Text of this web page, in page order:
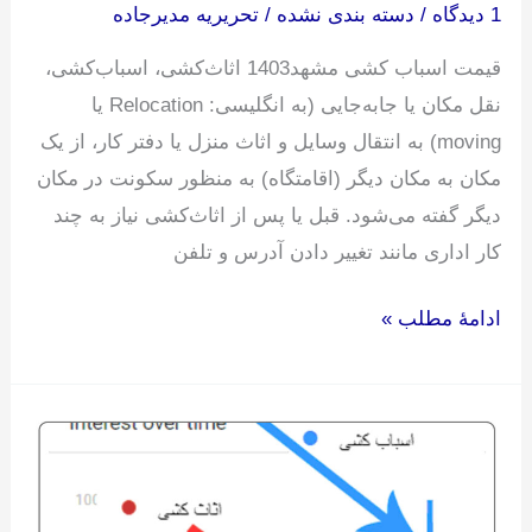
1 دیدگاه / دسته بندی نشده /تحریریه مدیرجاده
قیمت اسباب کشی مشهد1403 اثاث‌کشی، اسباب‌کشی،
نقل مکان یا جابه‌جایی (به انگلیسی: Relocation یا
moving) به انتقال وسایل و اثاث منزل یا دفتر کار، از یک
مکان به مکان دیگر (اقامتگاه) به منظور سکونت در مکان
دیگر گفته می‌شود. قبل یا پس از اثاث‌کشی نیاز به چند
کار اداری مانند تغییر دادن آدرس و تلفن
ادامۀ مطلب »
حمل